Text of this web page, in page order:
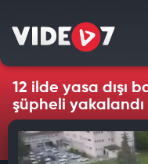
12 ilde yasa dışı
şüpheli yakalandı